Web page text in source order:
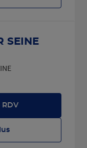
SEINE
RDV